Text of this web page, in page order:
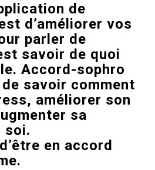
de
d’améliorer vos
parler de
savoir de quoi
Accord-sophro
savoir comment
améliorer son
sa
soi.
en accord